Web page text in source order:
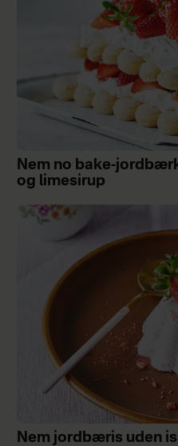
Nem no bake-
og limesirup
Nem jordbæris uden